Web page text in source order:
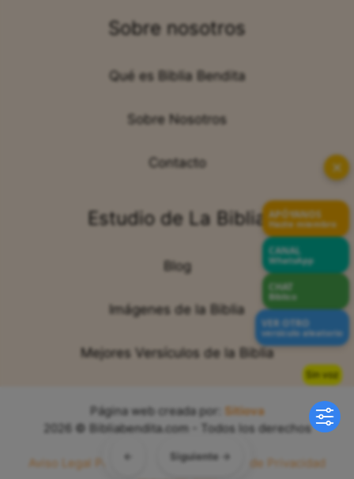
← Siguiente →
Sin voz
Sobre nosotros
Qué es Biblia Bendita
Sobre Nosotros
Contacto
Estudio de La Biblia
Blog
Imágenes de la Biblia
Mejores Versículos de la Biblia
Página web creada por:
Sitiova
2026 © Bibliabendita.com - Todos los derechos
Aviso Legal
Política de Cookies Política de Privacidad
✕
APÓYANOS
Hazte miembro
CANAL
WhatsApp
CHAT
Bíblico
VER OTRO
versículo aleatorio